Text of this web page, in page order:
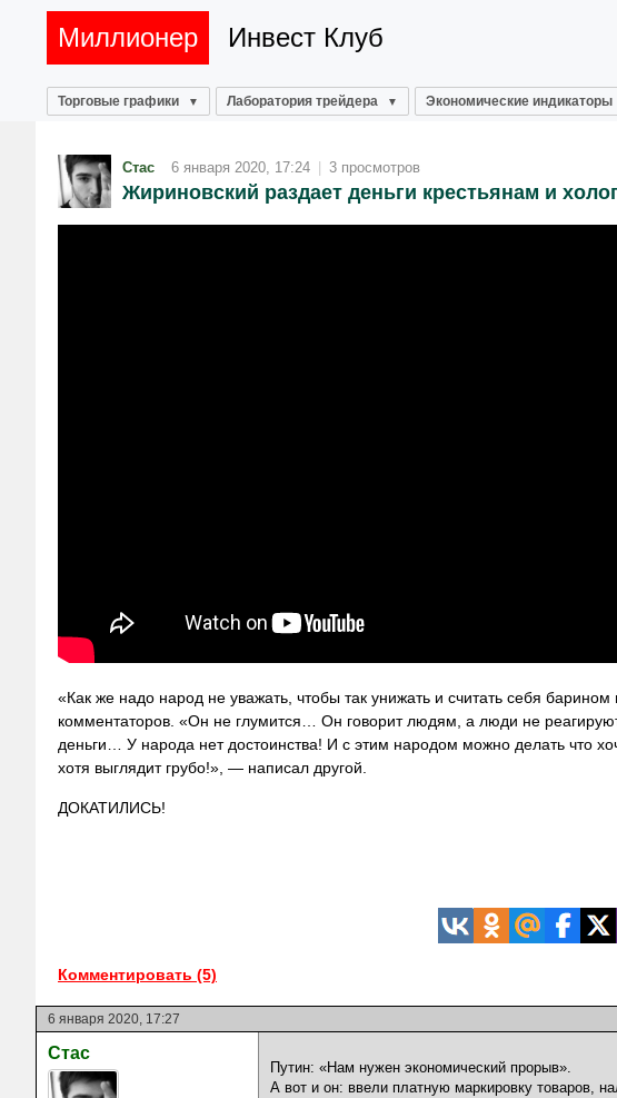
Миллионер Инвест Клуб
Торговые графики Лаборатория трейдера Экономические индикаторы
Стас 6 января 2020, 17:24 | 3 просмотров
Жириновский раздает деньги крестьянам и
«Как же надо народ не уважать, чтобы так унижать и считать себя
комментаторов. «Он не глумится… Он говорит людям, а люди не
деньги… У народа нет достоинства! И с этим народом можно делать что
хотя выглядит грубо!», — написал другой.
ДОКАТИЛИСЬ!
Комментировать (5)
6 января 2020, 17:27
Стас
Путин: «Нам нужен экономический прорыв».
А вот и он: ввели платную маркировку товаров,